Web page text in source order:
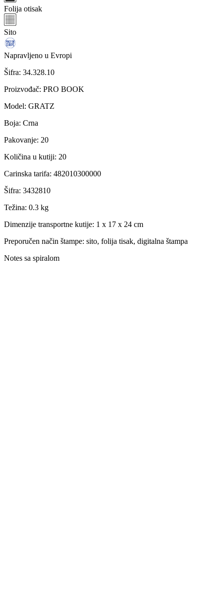
Folija otisak
Sito
Napravljeno u Evropi
Šifra: 34.328.10
Proizvođač: PRO BOOK
Model: GRATZ
Boja: Crna
Pakovanje: 20
Količina u kutiji: 20
Carinska tarifa: 482010300000
Šifra: 3432810
Težina: 0.3 kg
Dimenzije transportne kutije: 1 x 17 x 24 cm
Preporučen način štampe: sito, folija tisak, digitalna štampa
Notes sa spiralom